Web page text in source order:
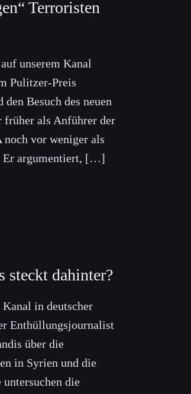
Terroristen
unserem Kanal
Pulitzer-Preis
Besuch des neuen
früher als Anführer der
noch vor weniger als
Er argumentiert, […]
steckt dahinter?
in deutscher
Enthüllungsjournalist
über die
in Syrien und die
die